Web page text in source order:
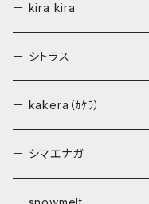
－ kira kira
－ シトラス
－ kakera（ｶｹﾗ）
－ シマエナガ